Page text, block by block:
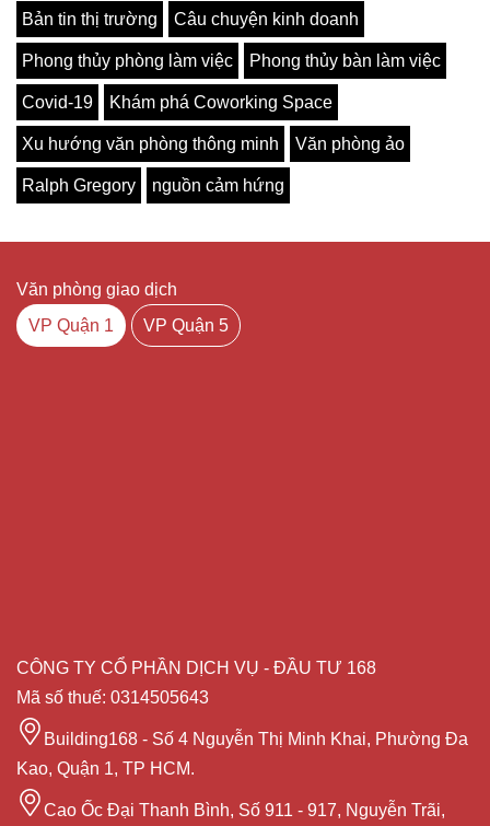
Bản tin thị trường Câu chuyện kinh doanh
Phong thủy phòng làm việc Phong thủy bàn làm việc
Covid-19 Khám phá Coworking Space
Xu hướng văn phòng thông minh Văn phòng ảo
Ralph Gregory nguồn cảm hứng
Văn phòng giao dịch
VP Quận 1
VP Quận 5
CÔNG TY CỔ PHẦN DỊCH VỤ - ĐẦU TƯ 168
Mã số thuế: 0314505643
Building168 - Số 4 Nguyễn Thị Minh Khai, Phường Đa
Kao, Quận 1, TP HCM.
Cao Ốc Đại Thanh Bình, Số 911 - 917, Nguyễn Trãi,